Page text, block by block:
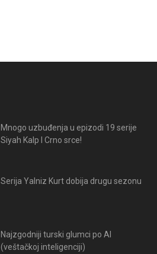
Mnogo uzbuđenja u epizodi 19 serije
Siyah Kalp I Crno srce!
Serija Yalniz Kurt dobija drugu sezonu
Najzgodniji turski glumci po AI
(veštačkoj inteligenciji)